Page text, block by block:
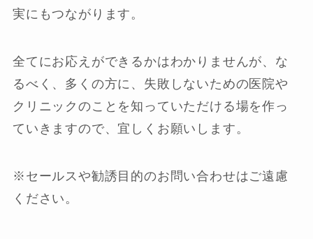
実にもつながります。
全てにお応えができるかはわかりませんが、な
るべく、多くの方に、失敗しないための医院や
クリニックのことを知っていただける場を作っ
ていきますので、宜しくお願いします。
※セールスや勧誘目的のお問い合わせはご遠慮
ください。